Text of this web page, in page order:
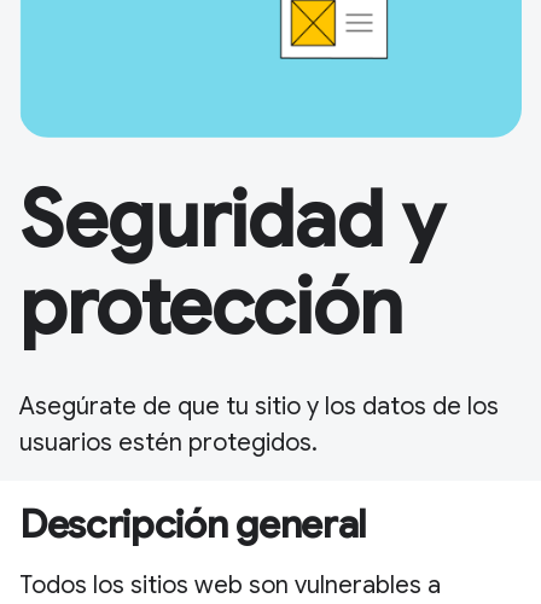
Seguridad y
protección
Asegúrate de que tu sitio y los datos de los
usuarios estén protegidos.
Descripción general
Todos los sitios web son vulnerables a